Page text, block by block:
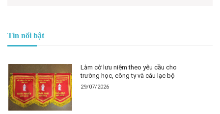
Tin nổi bật
Làm cờ lưu niệm theo yêu cầu cho
trường học, công ty và câu lạc bộ
29/07/2026